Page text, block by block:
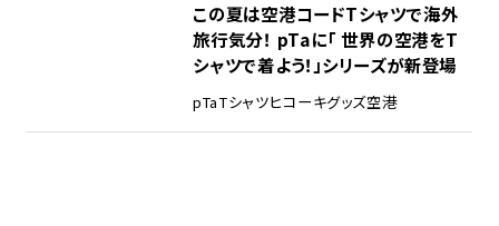
この夏は空港コードTシャツで海外
旅行気分！ pTaに「 世界の空港をT
シャツで着よう！」シリーズが新登場
pTaTシャツヒコーキグッズ空港